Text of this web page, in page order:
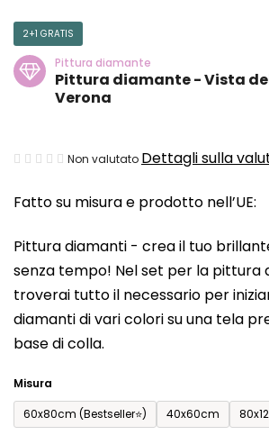
Fatto su misura e prodotto nell’UE:
Pittura diamanti - crea il tuo
senza tempo! Nel set per la pittura
troverai tutto il necessario per
diamanti di vari colori su una tela
base di colla.
Misura
60x80cm (Bestseller⭐)
40x60cm
2+1 GRATIS
Pittura diamante
Pittura diamante - Vista
Verona
La
media
prodotto
è
0,0
su
5
Non valutato Dettagli sulla